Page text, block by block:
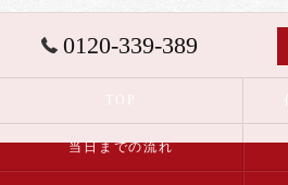
0120-339-389
当日までの流れ